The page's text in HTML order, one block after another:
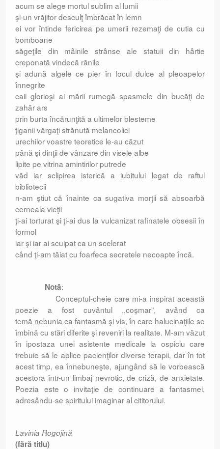
acum se alege mortul sublim al lumii
şi-un vrăjitor desculţ îmbrăcat în lemn
ei vor întinde fericirea pe umerii rezemaţi de cutia cu
bomboane
săgeţile din mâinile strânse ale statuii din hârtie
creponată vindecă rănile
şi adună algele ce pier în focul dulce al pleoapelor
înnegrite
caii glorioşi ai mării rumegă spasmele din bucăţi de
zahăr ars
prin burta încărunţită a ultimelor blesteme
ţiganii vărgaţi strănută melancolici
urechilor voastre teoretice le-au căzut
până şi dinţii de vânzare din visele albe
lipite pe vitrina amintirilor putrede
văd iar sclipirea isterică a iubitului legat de raftul
bibliotecii
n-am ştiut că înainte ca sugativa morţii să absoarbă
cerneala vieţii
ţi-ai torturat şi ţi-ai dus la vulcanizat rafinatele obsesii în
formol
iar şi iar ai scuipat ca un scelerat
când ţi-am tăiat cu foarfeca secretele necoapte încă.
Notă:
Conceptul-cheie care mi-a inspirat această
poezie a fost cuvântul ,,coşmar”, având ca
temă nebunia ca fantasmă şi vis, în care halucinaţiile se
îmbină cu stări diferite şi reveniri la realitate. M-am văzut
în ipostaza unei asistente medicale la ospiciu care
trebuie să le aplice pacienţilor diverse terapii, dar în tot
acest timp, ea înnebuneşte, ajungând să le vorbească
acestora într-un limbaj nevrotic, de criză, de anxietate.
Poezia este o invitaţie de continuare a fantasmei,
adresându-se spiritului imaginar al cititorului.
Lavinia Rogojină
(fără titlu)